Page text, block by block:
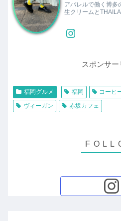
アパレルで働く博多
生クリームと
スポンサー
福岡グルメ 福岡 コーヒ
ヴィーガン
赤坂カフェ